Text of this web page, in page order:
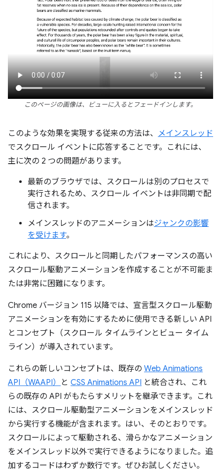
このページの画像は、ビューに入るとフェードインします。
このような効果を実現する従来の方法は、 メインスレッド
でスクロール イベントに応答することです。これには、
主に次の 2 つの問題があります。
最新のブラウザでは、スクロールは別のプロセスで
実行されるため、スクロール イベントは非同期で配
信されます。
メインスレッドのアニメーションはジャンクの影響
を受けます。
これにより、スクロールと同期したパフォーマンスの高い
スクロール駆動アニメーションを作成することが不可能ま
たは非常に困難になります。
Chrome バージョン 115 以降では、宣言型スクロール駆動
アニメーションを有効にするために使用できる新しい API
とコンセプト（スクロール タイムラインとビュー タイム
ライン）が導入されています。
これらの新しいコンセプトは、既存の Web Animations
API（WAAPI）
と CSS Animations API と統合され、これ
らの既存の API がもたらすメリットを継承できます。これ
には、スクロール駆動型アニメーションをメインスレッド
から実行する機能が含まれます。はい、そのとおりです。
スクロールによって駆動される、滑らかなアニメーション
をメインスレッド以外で実行できるようになりました。追
加するコードはわずか数行です。ぜひお試しください。